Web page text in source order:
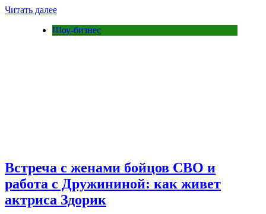
Читать далее
Шоу-бизнес
Встреча с женами бойцов СВО и
работа с Дружининой: как живет
актриса Здорик